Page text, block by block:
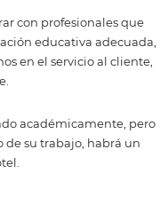
staff
sienten los
la correcta